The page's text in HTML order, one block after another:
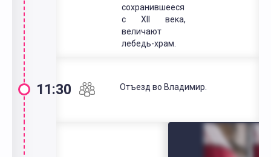
сохранившееся
с ХII века,
величают
лебедь-храм.
11:30 Отъезд во Владимир.